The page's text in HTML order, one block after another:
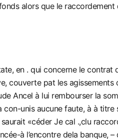
alors que le raccordement
en . qui concerne le contrat
couverte pat les agissements
Ancel à lui rembourser la
unis aucune faute, à à titre
«céder Je cal .,clu
à l’encontre dela banque, –